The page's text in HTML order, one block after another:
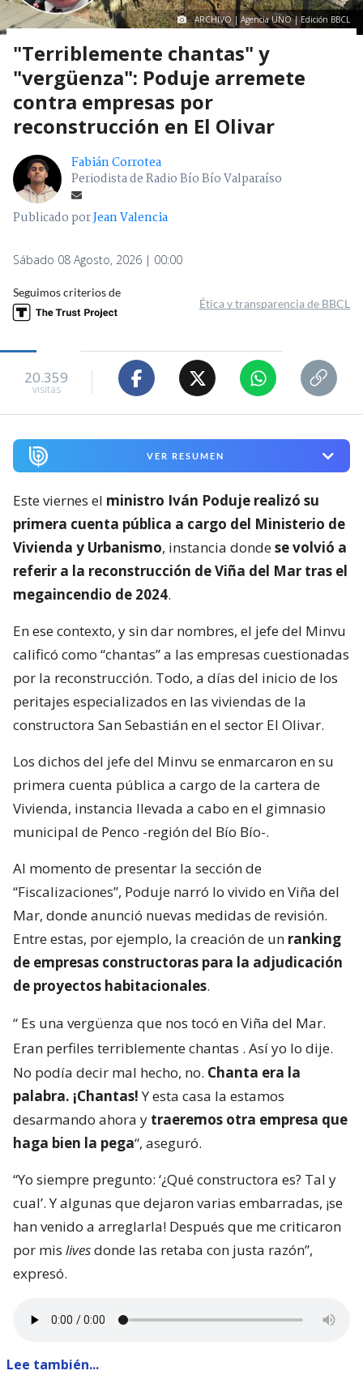
ARCHIVO | Agencia UNO | Edición BBCL
"Terriblemente chantas" y
"vergüenza": Poduje arremete
contra empresas por
reconstrucción en El Olivar
Fabián Corrotea
Periodista de Radio Bío Bío Valparaíso
Publicado porJean Valencia
Sábado 08 Agosto, 2026 | 00:00
Seguimos criterios de
Ética y transparencia de BBCL
20.359
visitas
VER RESUMEN
Este viernes el ministro Iván Poduje realizó su
primera cuenta pública a cargo del Ministerio de
Vivienda y Urbanismo, instancia dondese volvió a
referir a la reconstrucción de Viña del Mar tras el
megaincendio de 2024.
En ese contexto, y sin dar nombres, el jefe del Minvu
calificó como “chantas” a las empresas cuestionadas
por la reconstrucción. Todo, a días del inicio de los
peritajes especializados en las viviendas de la
constructora San Sebastián en el sector El Olivar.
Los dichos del jefe del Minvu se enmarcaron en su
primera cuenta pública a cargo de la cartera de
Vivienda, instancia llevada a cabo en el gimnasio
municipal de Penco -región del Bío Bío-.
Al momento de presentar la sección de
“Fiscalizaciones”, Poduje narró lo vivido en Viña del
Mar, donde anunció nuevas medidas de revisión.
Entre estas, por ejemplo, la creación de un ranking
de empresas constructoras para la adjudicación
de proyectos habitacionales.
“ Es una vergüenza que nos tocó en Viña del Mar.
Eran perfiles terriblemente chantas . Así yo lo dije.
No podía decir mal hecho, no. Chanta era la
palabra. ¡Chantas!Y esta casa la estamos
desarmando ahora y traeremos otra empresa que
haga bien la pega“, aseguró.
“Yo siempre pregunto: ‘¿Qué constructora es? Tal y
cual’. Y algunas que dejaron varias embarradas, ¡se
han venido a arreglarla! Después que me criticaron
por mis livesdonde las retaba con justa razón”,
expresó.
Lee también...